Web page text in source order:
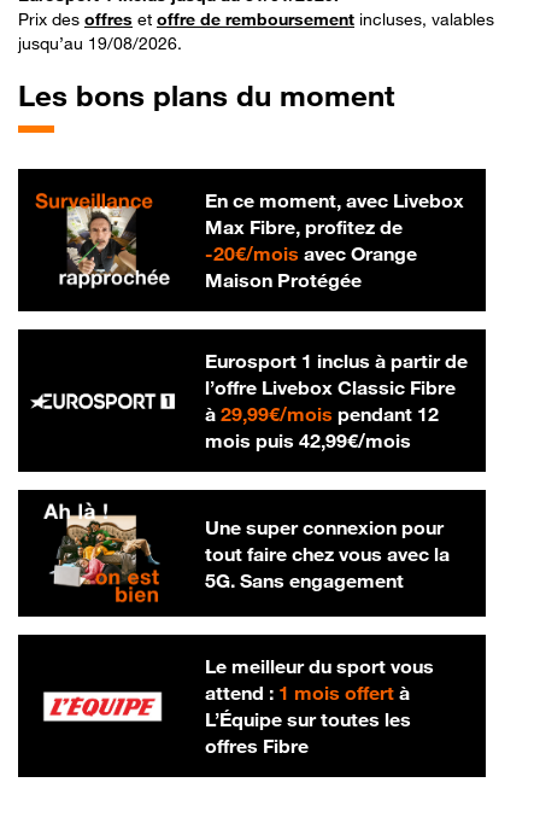
Prix des offres et offre de remboursement incluses, valables
jusqu’au 19/08/2026.
Les bons plans du moment
En ce moment, avec Livebox
Max Fibre, profitez de
-20€/mois20 € par mois
avec Orange
Maison Protégée
Eurosport 1 inclus à partir de
l’offre Livebox Classic Fibre
à 29,99€/mois29,99 € par mois
pendant 12
mois puis 42,99€/mois42,99 € par
Une super connexion pour
tout faire chez vous avec la
5G. Sans engagement
Le meilleur du sport vous
attend : 1 mois offertà
L’Équipe sur toutes les
offres Fibre